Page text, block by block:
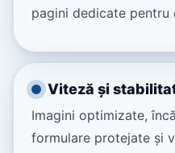
pagini dedicate pentru
Viteză și
Imagini optimizate,
formulare protejate și